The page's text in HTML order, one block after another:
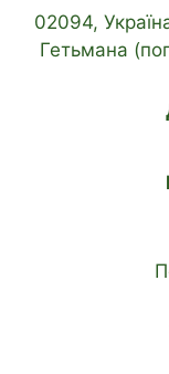
02094,
Гетьмана